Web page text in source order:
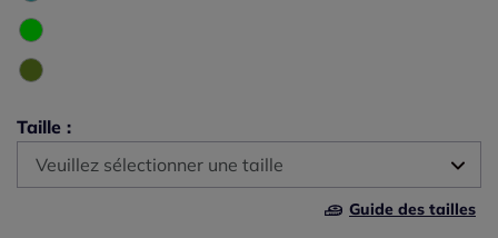
Taille :
Veuillez sélectionner une taille
Guide des tailles